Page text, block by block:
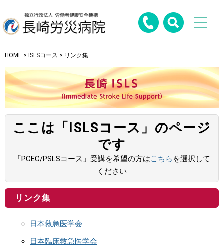
HOME > ISLSコース > リンク集
ここは「ISLSコース」のページ
です
「PCEC/PSLSコース」受講を希望の方はこちら を選択して
ください
リンク集
日本救急医学会
日本臨床救急医学会